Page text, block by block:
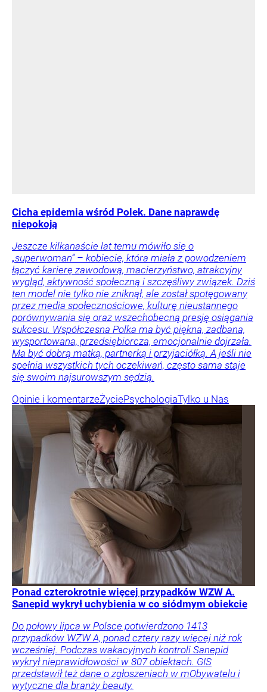
Cicha epidemia wśród Polek. Dane naprawdę
niepokoją
Jeszcze kilkanaście lat temu mówiło się o
„superwoman” – kobiecie, która miała z powodzeniem
łączyć karierę zawodową, macierzyństwo, atrakcyjny
wygląd, aktywność społeczną i szczęśliwy związek. Dziś
ten model nie tylko nie zniknął, ale został spotęgowany
przez media społecznościowe, kulturę nieustannego
porównywania się oraz wszechobecną presję osiągania
sukcesu. Współczesna Polka ma być piękna, zadbana,
wysportowana, przedsiębiorcza, emocjonalnie dojrzała.
Ma być dobrą matką, partnerką i przyjaciółką. A jeśli nie
spełnia wszystkich tych oczekiwań, często sama staje
się swoim najsurowszym sędzią.
Opinie i komentarzeŻyciePsychologiaTylko u Nas
Ponad czterokrotnie więcej przypadków WZW A.
Sanepid wykrył uchybienia w co siódmym obiekcie
Do połowy lipca w Polsce potwierdzono 1413
przypadków WZW A, ponad cztery razy więcej niż rok
wcześniej. Podczas wakacyjnych kontroli Sanepid
wykrył nieprawidłowości w 807 obiektach. GIS
przedstawił też dane o zgłoszeniach w mObywatelu i
wytyczne dla branży beauty.